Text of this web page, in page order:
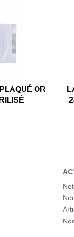
OR